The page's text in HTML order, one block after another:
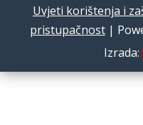
Uvjeti korištenja i
pristupačnost|
Izrada: